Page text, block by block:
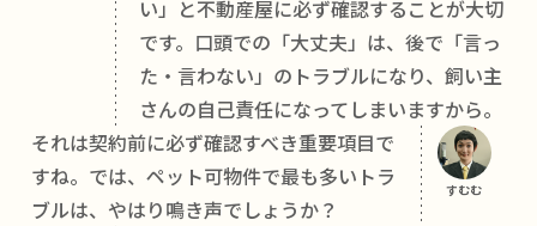
い」と不動産屋に必ず確認することが大切
です。口頭での「大丈夫」は、後で「言っ
た・言わない」のトラブルになり、飼い主
さんの自己責任になってしまいますから。
すむむ
それは契約前に必ず確認すべき重要項目で
すね。では、ペット可物件で最も多いトラ
ブルは、やはり鳴き声でしょうか？